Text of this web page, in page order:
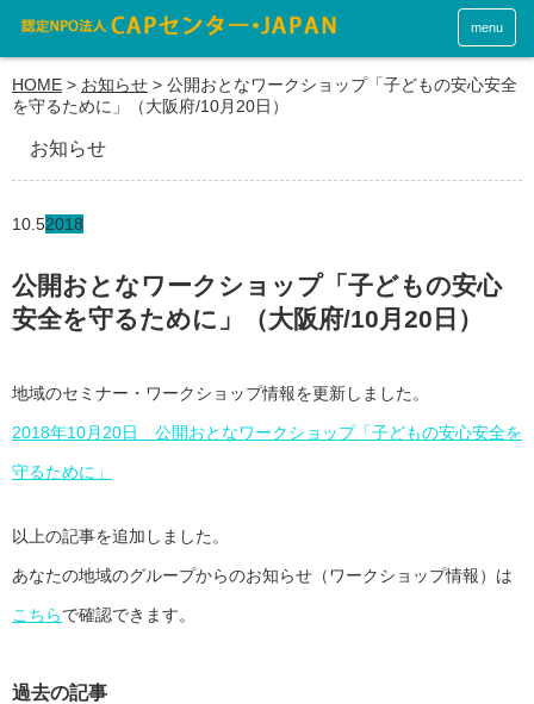
menu
HOME > お知らせ > 公開おとなワークショップ「子どもの安心安全
を守るために」（大阪府/10月20日）
お知らせ
10.52018
公開おとなワークショップ「子どもの安心
安全を守るために」（大阪府/10月20日）
地域のセミナー・ワークショップ情報を更新しました。
2018年10月20日 公開おとなワークショップ「子どもの安心安全を
守るために」
以上の記事を追加しました。
あなたの地域のグループからのお知らせ（ワークショップ情報）は
こちらで確認できます。
過去の記事